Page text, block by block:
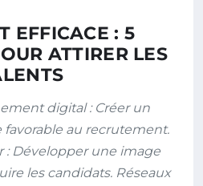
EFFICACE : 5
ATTIRER LES
digital : Créer un
au recrutement.
: Développer une image
les candidats. Réseaux